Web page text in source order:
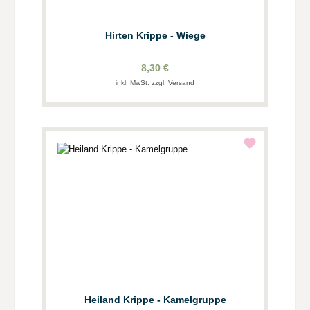
Hirten Krippe - Wiege
8,30 €
inkl. MwSt. zzgl. Versand
Heiland Krippe - Kamelgruppe